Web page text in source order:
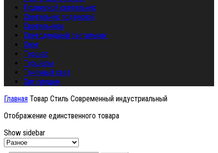
Подвесной светильник
Светильник подвесной
Светильники
Светодиодный светильник
Спот
Торшер
Торшеры
Точечный свет
Хит продаж
Главная Товар Стиль Современный индустриальный
Отображение единственного товара
Show sidebar